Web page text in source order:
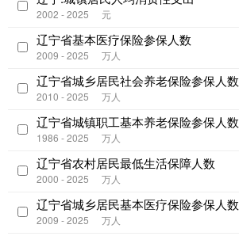
2002 - 2025 元
辽宁省基本医疗保险参保人数
2009 - 2025 万人
辽宁省城乡居民社会养老保险参保人数
2010 - 2025 万人
辽宁省城镇职工基本养老保险参保人数
1986 - 2025 万人
辽宁省农村居民最低生活保障人数
2000 - 2025 万人
辽宁省城乡居民基本医疗保险参保人数
2009 - 2025 万人